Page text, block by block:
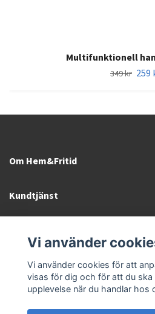
Multifunktionell
349 kr 259
Om Hem&Fritid
Kundtjänst
Sociala medier
Vi använder
Vi använder cookies för att
visas för dig och för att du ska
upplevelse när du handlar hos